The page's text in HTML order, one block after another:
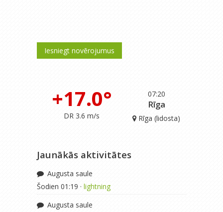
Iesniegt novērojumus
07:20
+17.0°
DR 3.6 m/s
Rīga
Rīga (lidosta)
Jaunākās aktivitātes
Augusta saule
Šodien 01:19 · lightning
Augusta saule